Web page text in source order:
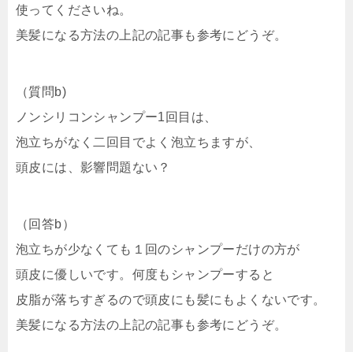
使ってくださいね。
美髪になる方法の上記の記事も参考にどうぞ。
（質問b)
ノンシリコンシャンプー1回目は、
泡立ちがなく二回目でよく泡立ちますが、
頭皮には、影響問題ない？
（回答b）
泡立ちが少なくても１回のシャンプーだけの方が
頭皮に優しいです。何度もシャンプーすると
皮脂が落ちすぎるので頭皮にも髪にもよくないです。
美髪になる方法の上記の記事も参考にどうぞ。